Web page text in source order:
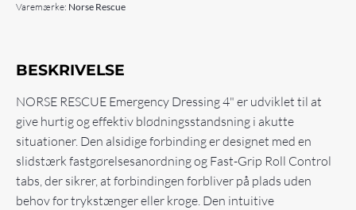
Varemærke: Norse Rescue
BESKRIVELSE
NORSE RESCUE Emergency Dressing 4" er udviklet til at
give hurtig og effektiv blødningsstandsning i akutte
situationer. Den alsidige forbinding er designet med en
slidstærk fastgørelsesanordning og Fast-Grip Roll Control
tabs, der sikrer, at forbindingen forbliver på plads uden
behov for trykstænger eller kroge. Den intuitive